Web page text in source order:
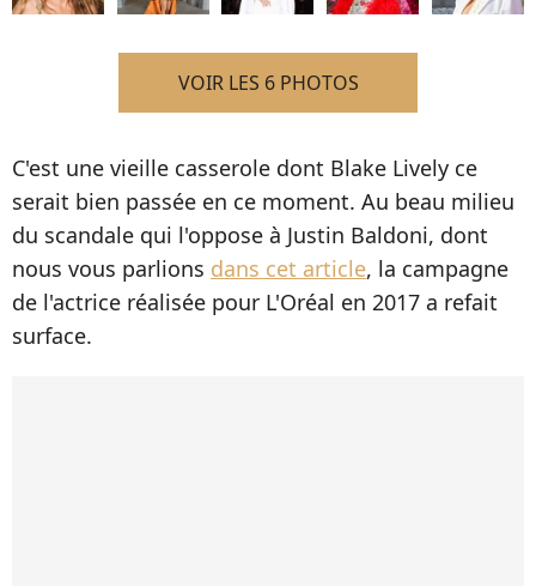
VOIR LES 6 PHOTOS
C'est une vieille casserole dont Blake Lively ce
serait bien passée en ce moment. Au beau milieu
du scandale qui l'oppose à Justin Baldoni, dont
nous vous parlions dans cet article, la campagne
de l'actrice réalisée pour L'Oréal en 2017 a refait
surface.